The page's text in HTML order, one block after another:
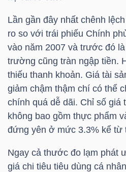
Lần gần đây nhất chênh
ro so với trái phiếu Chính
vào năm 2007 và trước đó
trường cũng tràn ngập tiền.
thiếu thanh khoản. Giá tài
giảm chậm thậm chí có thể
chính quá dễ dãi. Chỉ số giá
không bao gồm thực phẩm
đứng yên ở mức 3.3% kể từ
Ngay cả thước đo lạm phát
giá chi tiêu tiêu dùng cá
XUẤT
LIỆU
Ngành
(-)
VS-
SECTOR